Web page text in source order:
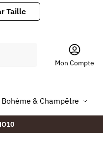
Taille
Mon Compte
& Champêtre